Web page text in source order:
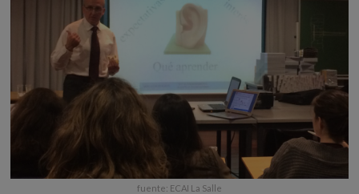
fuente: ECAI La Salle